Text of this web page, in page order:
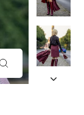
CERRAR
(ESC)